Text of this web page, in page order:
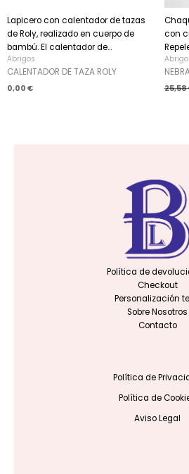
Lapicero con calentador de tazas
de Roly, realizado en cuerpo de
bambú. El calentador de...
Abrigos
CALENTADOR DE TAZA ROLY
0,00 €
con
25,58
Política de
Checkout
Personalización
Sobre Nosotros
Contacto
Política de
Política de
Aviso Legal